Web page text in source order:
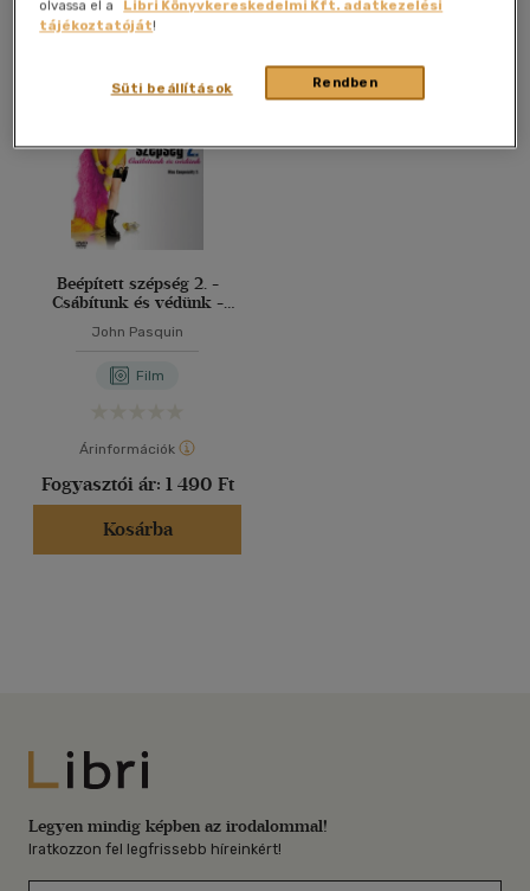
20 db / oldal
Alkalmaz
Beépített szépség 2. -
Csábítunk és védünk -
John Pasquin
Film
Árinformációk
Fogyasztói ár: 1 490 Ft
Kosárba
Libri
Legyen mindig képben az irodalommal!
Iratkozzon fel legfrissebb híreinkért!
olvassa el a
Libri Könyvkereskedelmi Kft. adatkezelési
tájékoztatóját!
Rendben
Süti beállítások